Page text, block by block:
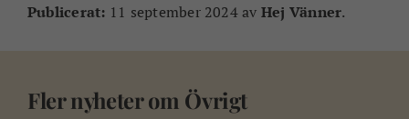
Publicerat: 11 september 2024 av Hej Vänner.
Fler nyheter om Övrigt